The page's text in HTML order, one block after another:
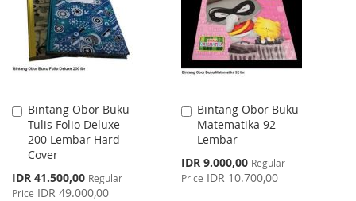
Bintang Obor Buku
Tulis Folio Deluxe
200 Lembar Hard
Cover
Special
Price
IDR 41.500,00 Regular
Price IDR 49.000,00
Add
to
Cart
Bintang Obor Buku
Matematika 92
Lembar
Special
Price
IDR 9.000,00 Regular
Price IDR 10.700,00
Add
to
Cart